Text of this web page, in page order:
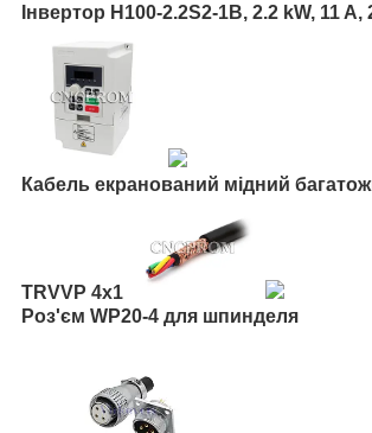
Інвертор H100-2.2S2-1B, 2.2 kW, 11 A,
Кабель екранований мідний
TRVVP 4x1
Роз'єм WP20-4 для шпинделя